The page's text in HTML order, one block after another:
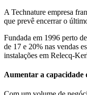
A Technature empresa
que prevê encerrar o
Fundada em 1996 perto
de 17 e 20% nas vendas
instalações em Relecq-
Aumentar a capacidade